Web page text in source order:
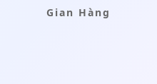
Gian Hàng